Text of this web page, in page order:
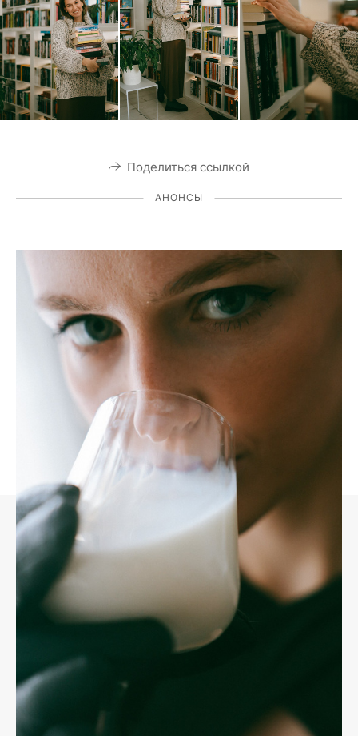
Поделиться ссылкой
АНОНСЫ